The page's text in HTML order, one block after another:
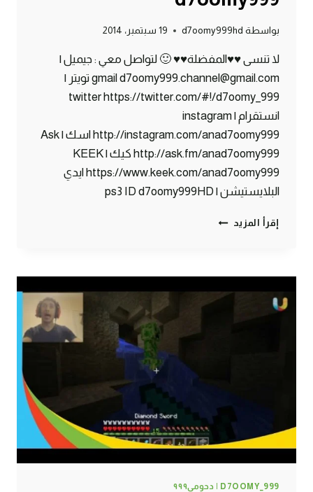
بواسطة d7oomy999hd 19 سبتمبر، 2014
لا تنسى ♥♥المفضلة♥♥ 🙂 لتواصل معي : جيميل |
gmail d7oomy999.channel@gmail.com تويتر |
twitter https://twitter.com/#!/d7oomy_999
انستقرام | instagram
http://instagram.com/anad7oomy999 اسك | Ask
http://ask.fm/anad7oomy999 كيك | KEEK
https://www.keek.com/anad7oomy999 ايدي
البلايستيشن | ps3 ID d7oomy999HD
إقرأ المزيد ماين
الزرقاء
#77
MINECRAFT
D7OOMY999
D7OOMY_999 | دحومي٩٩٩